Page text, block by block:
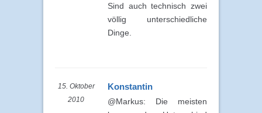
Sind auch technisch zwei
völlig unterschiedliche
Dinge.
15. Oktober
2010
Konstantin
@Markus: Die meisten